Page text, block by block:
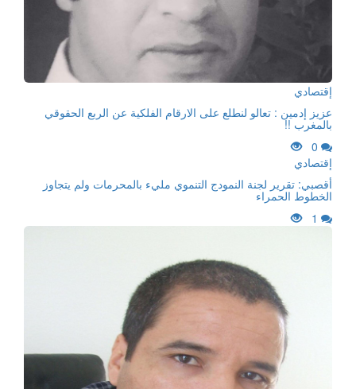
إقتصادي
عزيز إدمين : تعالو لنطلع على الارقام الفلكية عن الربع الحقوقي
بالمغرب !!
إقتصادي
أقصبي: تقرير لجنة النمودج التنموي مليء بالمحرمات ولم يتجاوز
الخطوط الحمراء